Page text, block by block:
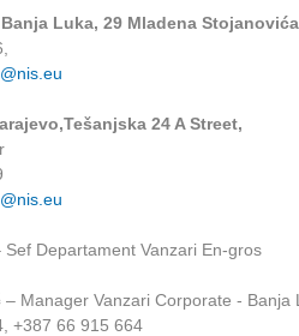
Luka, 29 Mladena
24 A Street,
Sef Departament Vanzari En-gros
– Manager Vanzari Corporate - Banja
+387 66 915 664